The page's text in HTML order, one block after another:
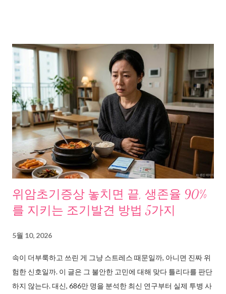
40대 넘으면 왜 갑자기 다 무너지는 걸까 어느 날부터 느꼈다. 아침
에 일어나면 손끝이 저리다. 피부는 겨울도 아닌데 건조하다. 생리
주기는 들쭉날쭉. 체중은 그대로인데 뱃살만 늘었다. 병원에 가면
“나이”라고 한다. 콜레스테롤 수치가 올랐고. 중성지방이 경계치
다. 혈관 염증 수치도 높다. 각각 다른 문제 같지만, 조사해보니 하
나의 공통 원인이 보였다. 체내 필수지방산 불균형. 현대인의 식단
은 오메가6 과잉, 오메가3 결핍 상태다. 이 불균형이 만성 염증을
만들고, 혈관을 좁히고, 호르몬을 흐트러뜨리고, 피부 장벽을 무너
뜨린다. 여기서 대마종자유 효능이 주목받기 시작한 이유가 나온
다. 문제의 원인, 필수지방산 불균형이라는 보이지 않는 도미노
WHO(세계보건기구)는 오메가3와 오메가6의 이상적 섭취 비율을
1대4 이내로 권장한다. 그런데 한국인의 실제 섭취 비율은 1대10
에서 1대20에 달한다. 튀김, 가공식품, 식용유에 오메가6가 과하게
들어있기 때문이다. 오메가6가 과잉되면 어떤 일이 벌어지는가. 체
에 지방이 쌓이고, LDL(나쁜 콜레스테롤)이 올라가고, 피부 재생이
느려지고, 여성 호르몬의 균형이 깨진다. 결국 “혈관 문제”, “피부
문제”, “호르몬 문제”는 따로따로가 아니었다. 뿌리가 같았다. 대마
위암초기증상 놓치면 끝, 생존율 90%
를 지키는 조기발견 방법 5가지
5월 10, 2026
속이 더부룩하고 쓰린 게 그냥 스트레스 때문일까, 아니면 진짜 위
험한 신호일까. 이 글은 그 불안한 고민에 대해 맞다 틀리다를 판단
하지 않는다. 대신, 686만 명을 분석한 최신 연구부터 실제 투병 사